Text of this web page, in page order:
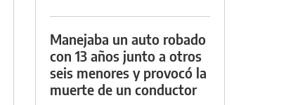
Manejaba un auto robado
con 13 años junto a otros
seis menores y provocó la
muerte de un conductor